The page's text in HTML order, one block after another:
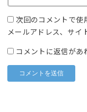
次回のコメントで使
メールアドレス、サイ
コメントに返信があ